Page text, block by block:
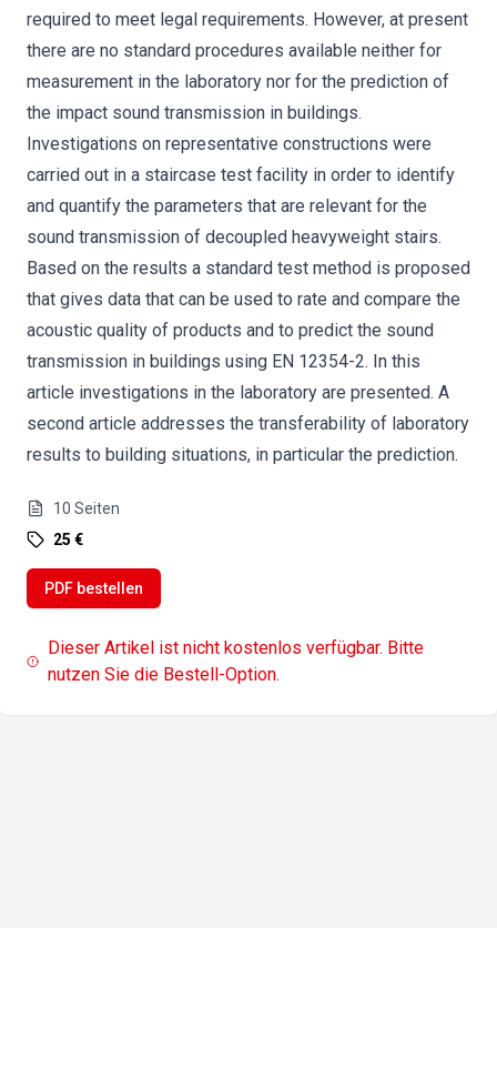
required to meet legal requirements. However, at present
there are no standard procedures available neither for
measurement in the laboratory nor for the prediction of
the impact sound transmission in buildings.
Investigations on representative constructions were
carried out in a staircase test facility in order to identify
and quantify the parameters that are relevant for the
sound transmission of decoupled heavyweight stairs.
Based on the results a standard test method is proposed
that gives data that can be used to rate and compare the
acoustic quality of products and to predict the sound
transmission in buildings using EN 12354-2. In this
article investigations in the laboratory are presented. A
second article addresses the transferability of laboratory
results to building situations, in particular the prediction.
10 Seiten
25 €
PDF bestellen
Dieser Artikel ist nicht kostenlos verfügbar. Bitte
nutzen Sie die Bestell-Option.